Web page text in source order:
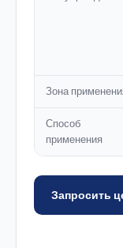
Зона
Способ
применения
Запросить